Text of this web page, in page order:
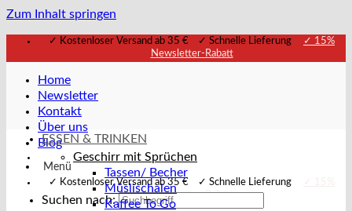
Zum Inhalt springen
✓ Kostenloser Versand ab 35 € ✓ Schnelle Lieferung
✓ 15%
Newsletter-Rabatt
Home
Newsletter
Kontakt
Über uns
Blog
✓ Kostenloser Versand ab 35 € ✓ Schnelle Lieferung
Newsletter-Rabatt
Menü
Suchen nach:
ESSEN & TRINKEN
Geschirr mit Sprüchen
Tassen/ Becher
Müslischalen
Kaffee To Go